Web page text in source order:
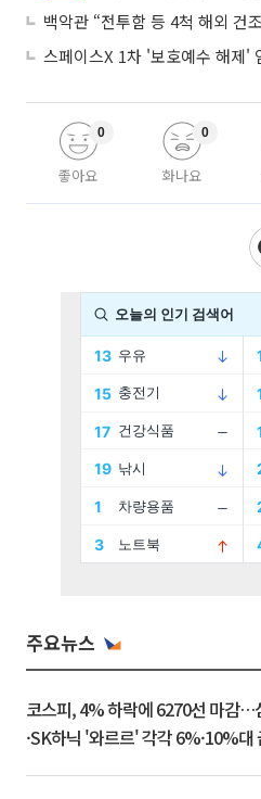
좋아요
0
화나요
0
주요뉴스
코스피, 4% 하락에 6270선 마감…
·SK하닉 '와르르' 각각 6%·10%대